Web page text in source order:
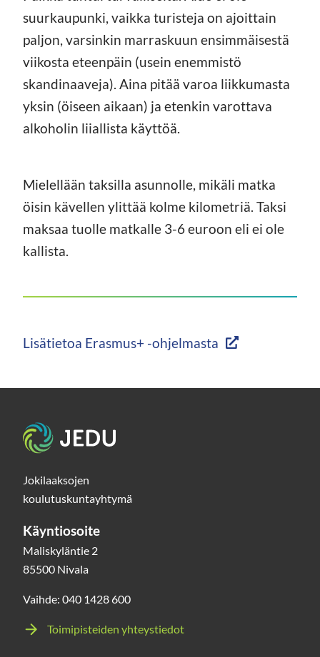
suurkaupunki, vaikka turisteja on ajoittain
paljon, varsinkin marraskuun ensimmäisestä
viikosta eteenpäin (usein enemmistö
skandinaaveja). Aina pitää varoa liikkumasta
yksin (öiseen aikaan) ja etenkin varottava
alkoholin liiallista käyttöä.
Mielellään taksilla asunnolle, mikäli matka
öisin kävellen ylittää kolme kilometriä. Taksi
maksaa tuolle matkalle 3-6 euroon eli ei ole
kallista.
Lisätietoa Erasmus+ -ohjelmasta
Etusivu
Jokilaaksojen
koulutuskuntayhtymä
Käyntiosoite
Maliskyläntie 2
85500 Nivala
Vaihde: 040 1428 600
Toimipisteiden yhteystiedot